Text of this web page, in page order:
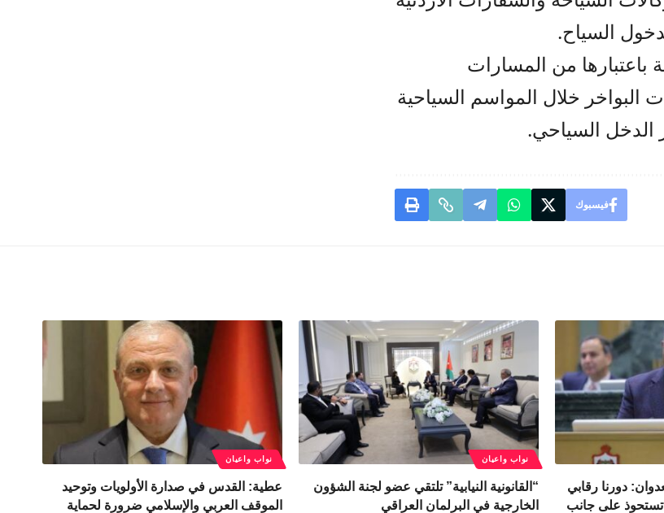
السياح.
باعتبارها من المسارات
البواخر خلال المواسم السياحية
الدخل السياحي.
فيسبوك
دورنا رقابي
على جانب
نواب واعيان
“القانونية النيابية” تلتقي عضو لجنة الشؤون
الخارجية في البرلمان العراقي
نواب واعيان
عطية: القدس في صدارة الأولويات وتوحيد
الموقف العربي والإسلامي ضرورة لحماية